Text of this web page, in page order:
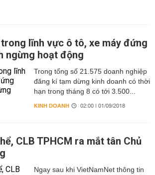
lĩnh vực ô tô, xe máy đứng
ngừng hoạt động
Trong tổng số 21.575 doanh nghiệp
đăng kí tạm dừng kinh doanh có thời
hạn trong tháng 8 có tới 3.500...
KINH DOANH 02:00 | 01/09/2018
CLB TPHCM ra mắt tân Chủ
Ngay sau khi VietNamNet thông tin